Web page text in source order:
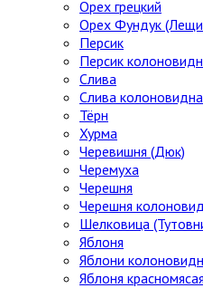
Орех грецкий
Орех Фундук
Персик
Персик
Слива
Слива
Тёрн
Хурма
Черевишня (Дюк)
Черемуха
Черешня
Черешня
Шелковица
Яблоня
Яблони
Яблоня красномясая